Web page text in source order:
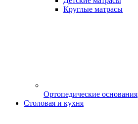
Круглые матрасы
Ортопедические основания
Столовая и кухня